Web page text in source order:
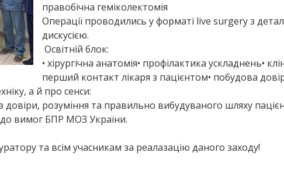
правобічна геміколектомія
Операції проводились у форматі live surgery з
дискусією.
Освітній блок:
• хірургічна анатомія• профілактика ускладнень•
перший контакт лікаря з пацієнтом• побудова
а й про сенси:
довіри, розуміння та правильно вибудуваного шляху
вимог БПР МОЗ України.
та всім учасникам за реалазацію даного заходу!